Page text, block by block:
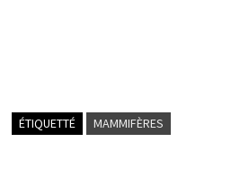
ÉTIQUETTÉ MAMMIFÈRES